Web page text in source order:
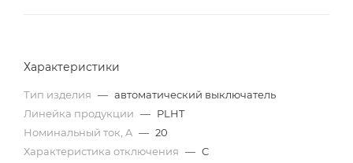
Характеристики
Тип изделия — автоматический выключатель
Линейка продукции — PLHT
Номинальный ток, A — 20
Характеристика отключения — C